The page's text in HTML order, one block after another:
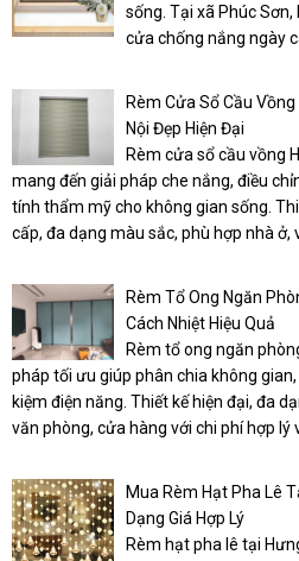
sống. Tại xã Phúc
cửa chống nắng ngày
Rèm Cửa Sổ Cầu
Nội Đẹp Hiện Đại
Rèm cửa sổ cầu vồng
mang đến giải pháp che nắng, điều
tính thẩm mỹ cho không gian sống.
cấp, đa dạng màu sắc, phù hợp nhà ở,
Rèm Tổ Ong Ngăn
Cách Nhiệt Hiệu Quả
Rèm tổ ong ngăn
pháp tối ưu giúp phân chia không
kiệm điện năng. Thiết kế hiện đại, đa
văn phòng, cửa hàng với chi phí hợp lý
Mua Rèm Hạt Pha Lê
Dạng Giá Hợp Lý
Rèm hạt pha lê tại